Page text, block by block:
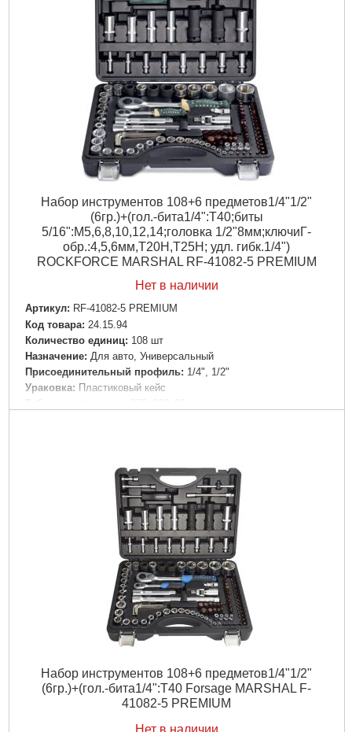
Набор инструментов 108+6 предметов1/4"1/2"
(6гр.)+(гол.-бита1/4":T40;биты
5/16":М5,6,8,10,12,14;головка 1/2"8мм;ключиГ-
обр.:4,5,6мм,T20H,T25H; удл. гибк.1/4")
ROCKFORCE MARSHAL RF-41082-5 PREMIUM
Нет в наличии
Артикул: RF-41082-5 PREMIUM
Код товара: 24.15.94
Количество единиц: 108 шт
Назначение: Для авто, Универсальный
Пpиcoeдинитeльный пpoфиль: 1/4", 1/2"
Ураковка: Пластиковый кейс
Набор инструментов 108+6 предметов1/4"1/2"
(6гр.)+(гол.-бита1/4":T40 Forsage MARSHAL F-
41082-5 PREMIUM